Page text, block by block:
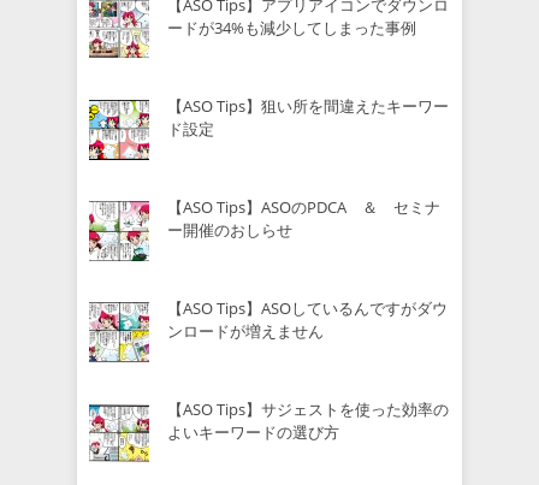
【ASO Tips】アプリアイコンでダウンロ
ードが34%も減少してしまった事例
【ASO Tips】狙い所を間違えたキーワー
ド設定
【ASO Tips】ASOのPDCA ＆ セミナ
ー開催のおしらせ
【ASO Tips】ASOしているんですがダウ
ンロードが増えません
【ASO Tips】サジェストを使った効率の
よいキーワードの選び方